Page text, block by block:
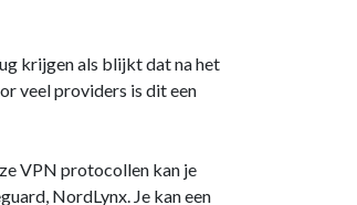
krijgen als blijkt dat na het
veel providers is dit een
VPN protocollen kan je
NordLynx. Je kan een